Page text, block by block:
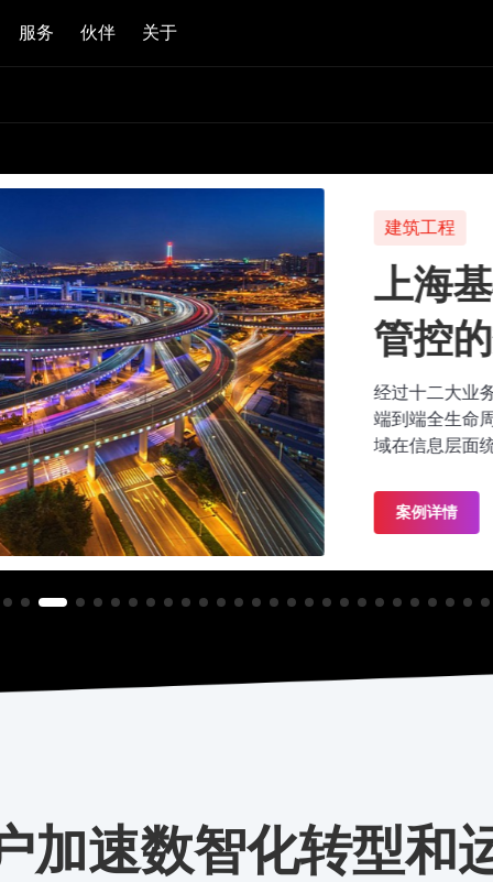
服务 伙伴 关于
上海基础：低
管控的数字化
经过十二大业务版块，200支核
端到端全生命周期的项目管理构
域在信息层面统一整合，加速实
案例详情 方案咨询
加速数智化转型和